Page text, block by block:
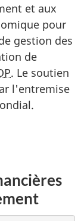
et aux
pour
gestion des
de
. Le soutien
l'entremise